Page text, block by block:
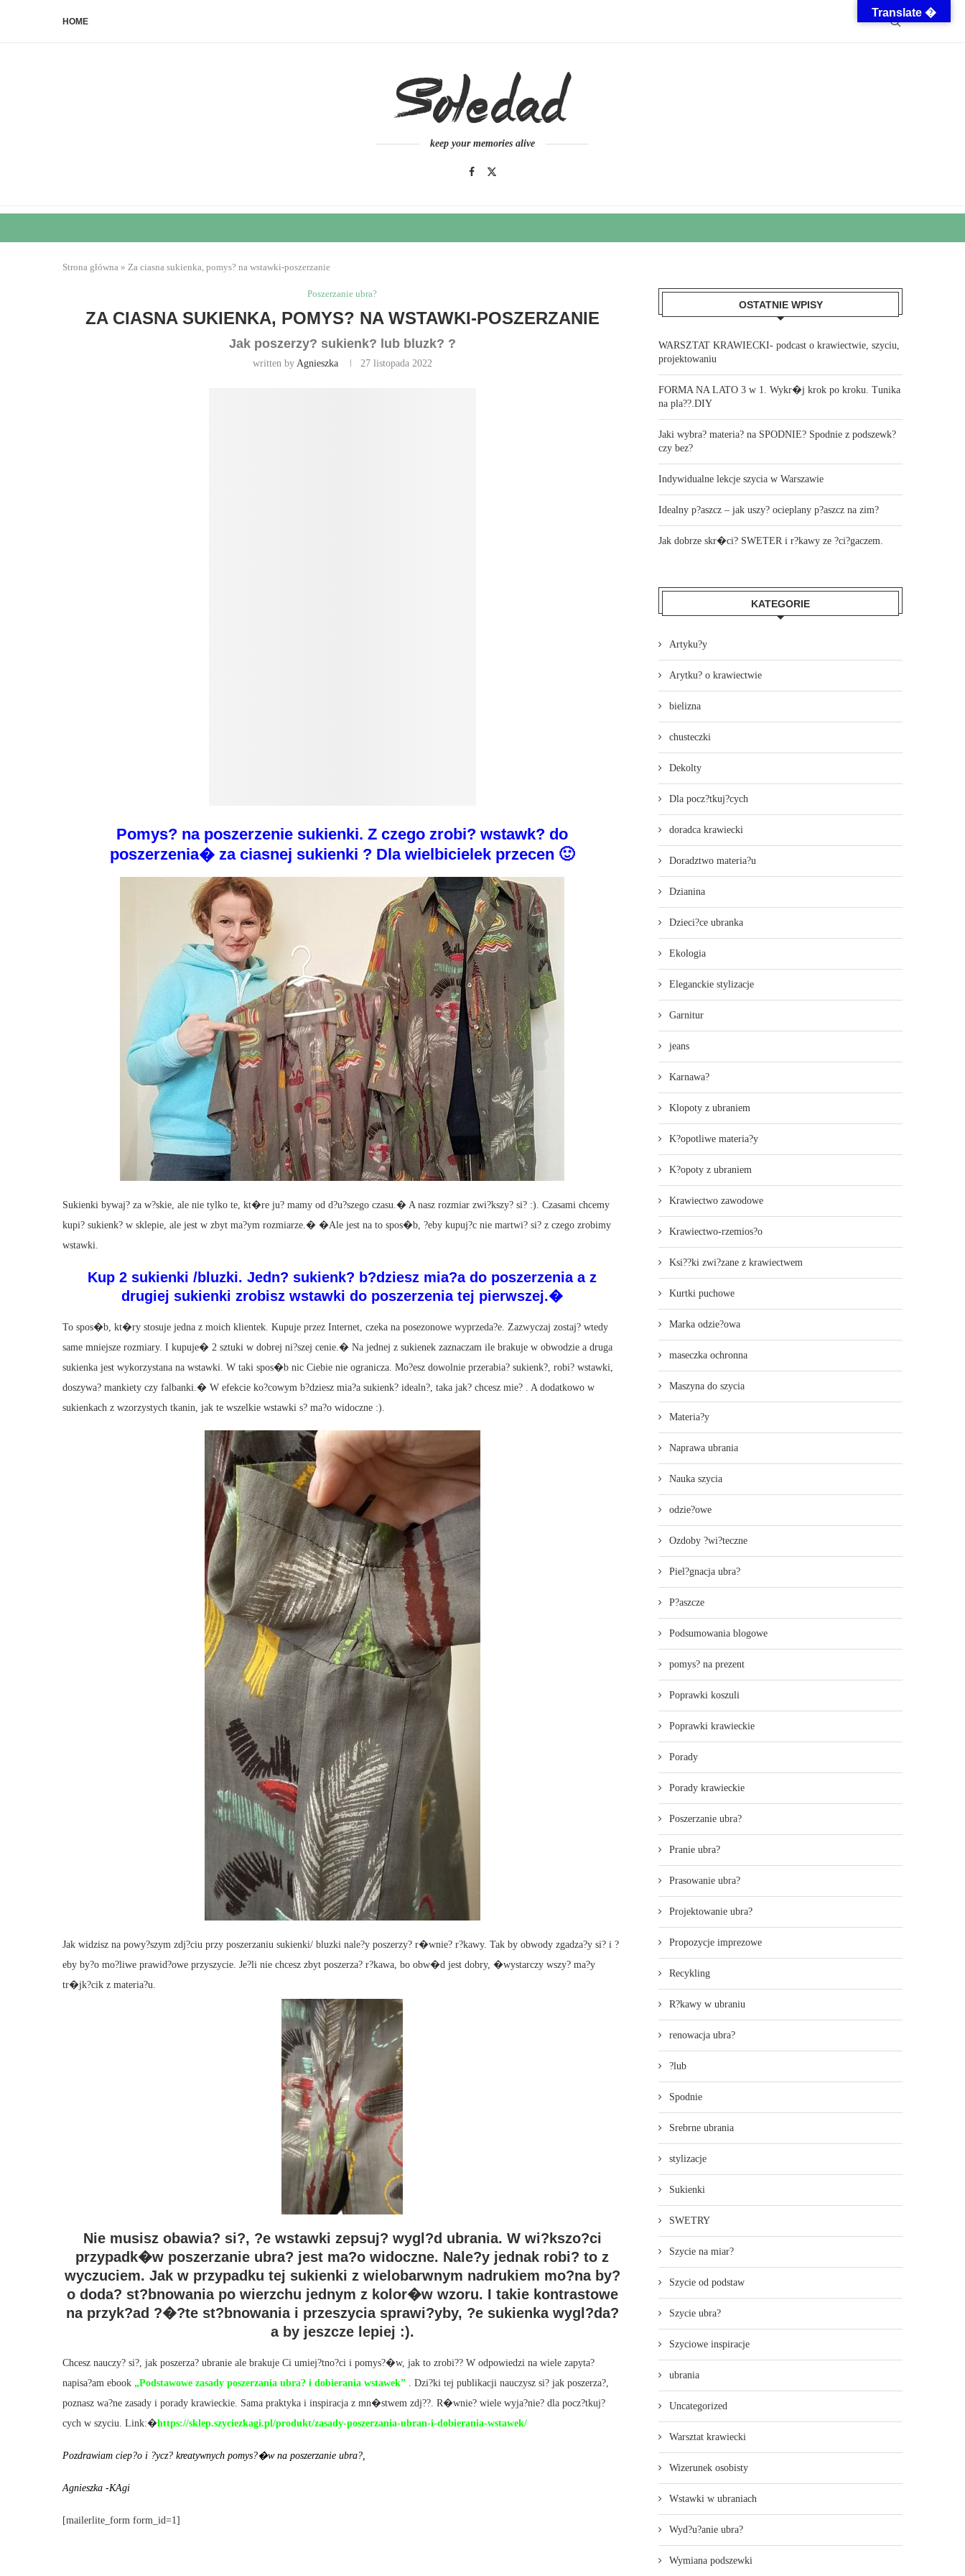
HOME
keep your memories alive
Strona główna » Za ciasna sukienka, pomys? na wstawki-poszerzanie
Poszerzanie ubra?
ZA CIASNA SUKIENKA, POMYS? NA WSTAWKI-POSZERZANIE
Jak poszerzy? sukienk? lub bluzk? ?
written by Agnieszka 27 listopada 2022
Pomys? na poszerzenie sukienki. Z czego zrobi? wstawk? do
poszerzenia� za ciasnej sukienki ? Dla wielbicielek przecen 🙂
Sukienki bywaj? za w?skie, ale nie tylko te, kt�re ju? mamy od d?u?szego czasu.� A nasz rozmiar zwi?kszy? si? :). Czasami chcemy
kupi? sukienk? w sklepie, ale jest w zbyt ma?ym rozmiarze.� �Ale jest na to spos�b, ?eby kupuj?c nie martwi? si? z czego zrobimy
wstawki.
Kup 2 sukienki /bluzki. Jedn? sukienk? b?dziesz mia?a do poszerzenia a z
drugiej sukienki zrobisz wstawki do poszerzenia tej pierwszej.�
To spos�b, kt�ry stosuje jedna z moich klientek. Kupuje przez Internet, czeka na posezonowe wyprzeda?e. Zazwyczaj zostaj? wtedy
same mniejsze rozmiary. I kupuje� 2 sztuki w dobrej ni?szej cenie.� Na jednej z sukienek zaznaczam ile brakuje w obwodzie a druga
sukienka jest wykorzystana na wstawki. W taki spos�b nic Ciebie nie ogranicza. Mo?esz dowolnie przerabia? sukienk?, robi? wstawki,
doszywa? mankiety czy falbanki.� W efekcie ko?cowym b?dziesz mia?a sukienk? idealn?, taka jak? chcesz mie? . A dodatkowo w
sukienkach z wzorzystych tkanin, jak te wszelkie wstawki s? ma?o widoczne :).
Jak widzisz na powy?szym zdj?ciu przy poszerzaniu sukienki/ bluzki nale?y poszerzy? r�wnie? r?kawy. Tak by obwody zgadza?y si? i ?
eby by?o mo?liwe prawid?owe przyszycie. Je?li nie chcesz zbyt poszerza? r?kawa, bo obw�d jest dobry, �wystarczy wszy? ma?y
tr�jk?cik z materia?u.
Nie musisz obawia? si?, ?e wstawki zepsuj? wygl?d ubrania. W wi?kszo?ci
przypadk�w poszerzanie ubra? jest ma?o widoczne. Nale?y jednak robi? to z
wyczuciem. Jak w przypadku tej sukienki z wielobarwnym nadrukiem mo?na by?
o doda? st?bnowania po wierzchu jednym z kolor�w wzoru. I takie kontrastowe
na przyk?ad ?�?te st?bnowania i przeszycia sprawi?yby, ?e sukienka wygl?da?
a by jeszcze lepiej :).
Chcesz nauczy? si?, jak poszerza? ubranie ale brakuje Ci umiej?tno?ci i pomys?�w, jak to zrobi?? W odpowiedzi na wiele zapyta?
napisa?am ebook „Podstawowe zasady poszerzania ubra? i dobierania wstawek” . Dzi?ki tej publikacji nauczysz si? jak poszerza?,
poznasz wa?ne zasady i porady krawieckie. Sama praktyka i inspiracja z mn�stwem zdj??. R�wnie? wiele wyja?nie? dla pocz?tkuj?
cych w szyciu. Link:�https://sklep.szyciezkagi.pl/produkt/zasady-poszerzania-ubran-i-dobierania-wstawek/
Pozdrawiam ciep?o i ?ycz? kreatywnych pomys?�w na poszerzanie ubra?,
Agnieszka -KAgi
[mailerlite_form form_id=1]
OSTATNIE WPISY
WARSZTAT KRAWIECKI- podcast o krawiectwie, szyciu,
projektowaniu
FORMA NA LATO 3 w 1. Wykr�j krok po kroku. Tunika
na pla??.DIY
Jaki wybra? materia? na SPODNIE? Spodnie z podszewk?
czy bez?
Indywidualne lekcje szycia w Warszawie
Idealny p?aszcz – jak uszy? ocieplany p?aszcz na zim?
Jak dobrze skr�ci? SWETER i r?kawy ze ?ci?gaczem.
KATEGORIE
Artyku?y
Arytku? o krawiectwie
bielizna
chusteczki
Dekolty
Dla pocz?tkuj?cych
doradca krawiecki
Doradztwo materia?u
Dzianina
Dzieci?ce ubranka
Ekologia
Eleganckie stylizacje
Garnitur
jeans
Karnawa?
Klopoty z ubraniem
K?opotliwe materia?y
K?opoty z ubraniem
Krawiectwo zawodowe
Krawiectwo-rzemios?o
Ksi??ki zwi?zane z krawiectwem
Kurtki puchowe
Marka odzie?owa
maseczka ochronna
Maszyna do szycia
Materia?y
Naprawa ubrania
Nauka szycia
odzie?owe
Ozdoby ?wi?teczne
Piel?gnacja ubra?
P?aszcze
Podsumowania blogowe
pomys? na prezent
Poprawki koszuli
Poprawki krawieckie
Porady
Porady krawieckie
Poszerzanie ubra?
Pranie ubra?
Prasowanie ubra?
Projektowanie ubra?
Propozycje imprezowe
Recykling
R?kawy w ubraniu
renowacja ubra?
?lub
Spodnie
Srebrne ubrania
stylizacje
Sukienki
SWETRY
Szycie na miar?
Szycie od podstaw
Szycie ubra?
Szyciowe inspiracje
ubrania
Uncategorized
Warsztat krawiecki
Wizerunek osobisty
Wstawki w ubraniach
Wyd?u?anie ubra?
Wymiana podszewki
Translate �